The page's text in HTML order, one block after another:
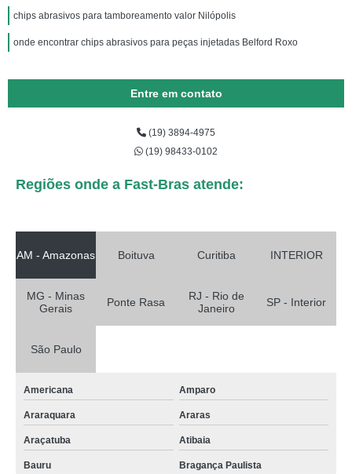
chips abrasivos para tamboreamento valor Nilópolis
onde encontrar chips abrasivos para peças injetadas Belford Roxo
Entre em contato
(19) 3894-4975
(19) 98433-0102
Regiões onde a Fast-Bras atende:
AM - Amazonas Boituva Curitiba INTERIOR
MG - Minas
Gerais
Ponte Rasa
RJ - Rio de
Janeiro
SP - Interior
São Paulo
Americana Amparo
Araraquara Araras
Araçatuba Atibaia
Bauru Bragança Paulista